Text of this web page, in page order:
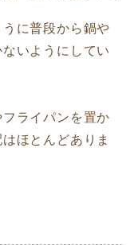
に普段から鍋や
いようにしてい
ライパンを置か
ほとんどありま